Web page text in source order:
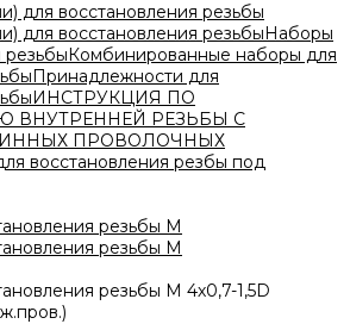
для восстановления резьбы
для восстановления резьбыНаборы
резьбыКомбинированные наборы для
Принадлежности для
ИНСТРУКЦИЯ ПО
ВНУТРЕННЕЙ РЕЗЬБЫ С
ПРОВОЛОЧНЫХ
восстановления резбы под
резьбы M
резьбы M
резьбы M 4х0,7-1,5D